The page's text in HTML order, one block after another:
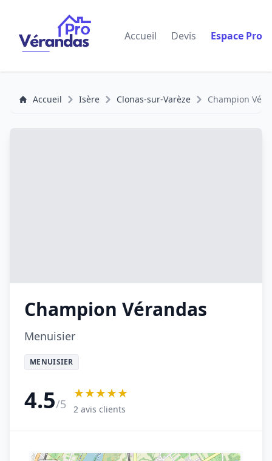
Accueil Devis Espace Pro
Accueil Isère Clonas-sur-Varèze Champion
Champion Vérandas
Menuisier
MENUISIER
4.5/5
★★★★★
2 avis clients